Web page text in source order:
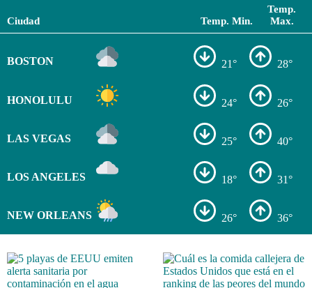
Ciudad Temp. Min.
Temp.
Max.
BOSTON 21° 28°
HONOLULU 24° 26°
LAS VEGAS 25° 40°
LOS ANGELES 18° 31°
NEW ORLEANS 26° 36°